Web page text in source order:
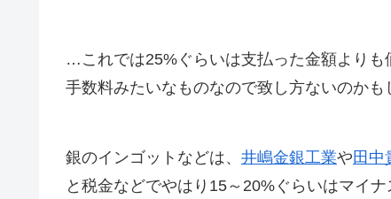
…これでは25%ぐらいは支払った金額より
手数料みたいなものなので致し方ないのかも
銀のインゴットなどは、 井嶋金銀工業や 田中
と税金などでやはり15～20%ぐらいはマイ